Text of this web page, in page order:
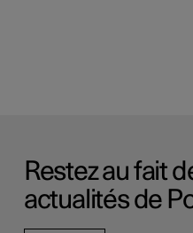
Restez au fait
actualités de